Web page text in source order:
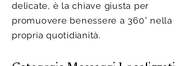
delicate, è la chiave giusta per
promuovere benessere a 360° nella
propria quotidianità.